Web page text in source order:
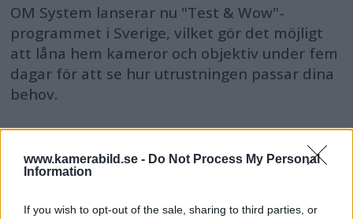
www.kamerabild.se - Do Not Process My Personal
Information
If you wish to opt-out of the sale, sharing to third parties, or
OM System lanserar nu "Test & Wow"-
programmet i Sverige, vilket gör det möjligt
att låna hem kameror och objektiv under fem
dagar för att se hur utrustningen passar dina
behov.